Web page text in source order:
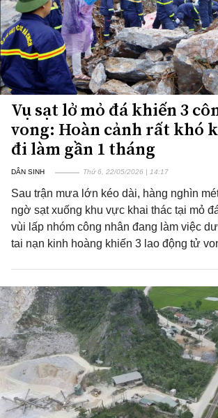
Vụ sạt lở mỏ đá khiến 3
vong: Hoàn cảnh rất khó
đi làm gần 1 tháng
DÂN SINH Thứ 6, 22/05/2026 | 14:17
Sau trận mưa lớn kéo dài, hàng nghìn
ngờ sạt xuống khu vực khai thác tại mỏ
vùi lấp nhóm công nhân đang làm việc
tai nạn kinh hoàng khiến 3 lao động tử